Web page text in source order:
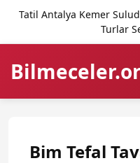
Tatil Antalya Kemer
Turlar
Bim Tefal